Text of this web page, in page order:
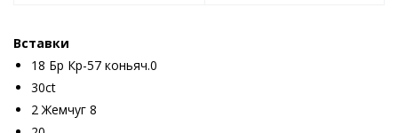
Вставки
18 Бр Кр-57 коньяч.0
30ct
2 Жемчуг 8